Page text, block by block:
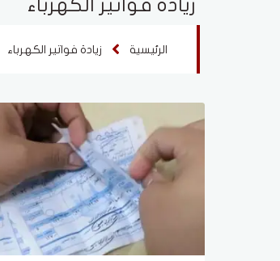
زيادة فواتير الكهرباء
الرئيسية زيادة فواتير الكهرباء